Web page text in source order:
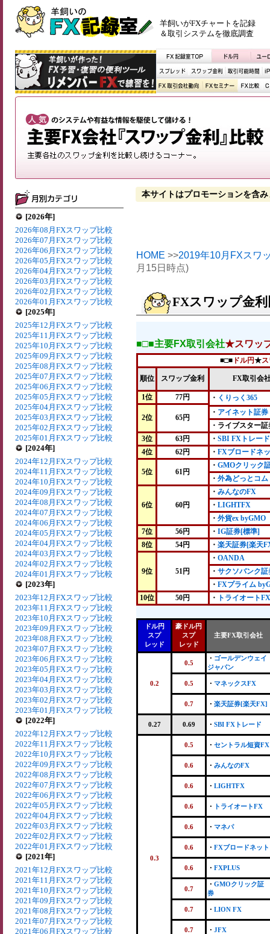
羊飼いがFXチャートを記録
＆取引システムを徹底調査
[2026年]
2026年08月FXスワップ比較
2026年07月FXスワップ比較
2026年06月FXスワップ比較
2026年05月FXスワップ比較
2026年04月FXスワップ比較
2026年03月FXスワップ比較
2026年02月FXスワップ比較
2026年01月FXスワップ比較
[2025年]
2025年12月FXスワップ比較
2025年11月FXスワップ比較
2025年10月FXスワップ比較
2025年09月FXスワップ比較
2025年08月FXスワップ比較
2025年07月FXスワップ比較
2025年06月FXスワップ比較
2025年05月FXスワップ比較
2025年04月FXスワップ比較
2025年03月FXスワップ比較
2025年02月FXスワップ比較
2025年01月FXスワップ比較
[2024年]
2024年12月FXスワップ比較
2024年11月FXスワップ比較
2024年10月FXスワップ比較
2024年09月FXスワップ比較
2024年08月FXスワップ比較
2024年07月FXスワップ比較
2024年06月FXスワップ比較
2024年05月FXスワップ比較
2024年04月FXスワップ比較
2024年03月FXスワップ比較
2024年02月FXスワップ比較
2024年01月FXスワップ比較
[2023年]
2023年12月FXスワップ比較
2023年11月FXスワップ比較
2023年10月FXスワップ比較
2023年09月FXスワップ比較
2023年08月FXスワップ比較
2023年07月FXスワップ比較
2023年06月FXスワップ比較
2023年05月FXスワップ比較
2023年04月FXスワップ比較
2023年03月FXスワップ比較
2023年02月FXスワップ比較
2023年01月FXスワップ比較
[2022年]
2022年12月FXスワップ比較
2022年11月FXスワップ比較
2022年10月FXスワップ比較
2022年09月FXスワップ比較
2022年08月FXスワップ比較
2022年07月FXスワップ比較
2022年06月FXスワップ比較
2022年05月FXスワップ比較
2022年04月FXスワップ比較
2022年03月FXスワップ比較
2022年02月FXスワップ比較
2022年01月FXスワップ比較
[2021年]
2021年12月FXスワップ比較
2021年11月FXスワップ比較
2021年10月FXスワップ比較
2021年09月FXスワップ比較
2021年08月FXスワップ比較
2021年07月FXスワップ比較
2021年06月FXスワップ比較
本サイトはプロモーションを含み
HOME >>2019年10月FXスワ
月15日時点)
FXスワップ金利
■□■主要FX取引会社★スワッ
■□■ ドル円★
順位 スワップ金利 FX取引会
1位 77円 ・ くりっく365
2位 65円
・ アイネット証券
・ライブスター証
3位
63円 ・ SBI FXトレード
4位
62円 ・ FXブロードネ
5位 61円
・ GMOクリック
・ 外為どっとコム
6位 60円
・ みんなのFX
・ LIGHTFX
・ 外貨ex byGMO
7位
56円 ・ IG証券[標準]
8位
54円 ・ 楽天証券[楽天
9位 51円
・ OANDA
・ サクソバンク証
・ FXプライム
10位
50円 ・ トライオートFX
ドル円
スプ
レッド
豪ドル円
スプ
レッド
主要FX取引会社
0.2
0.5
・ ゴールデンウェイ
ジャパン
0.5 ・ マネックスFX
0.7 ・ 楽天証券[楽天FX]
0.27 0.69 ・ SBI FXトレード
0.3
0.5 ・ セントラル短資FX
0.6 ・ みんなのFX
0.6 ・ LIGHTFX
0.6 ・ トライオートFX
0.6 ・ マネパ
0.6 ・ FXブロードネット
0.6 ・ FXPLUS
0.7
・ GMOクリック証
券
0.7 ・ LION FX
0.7 ・ JFX